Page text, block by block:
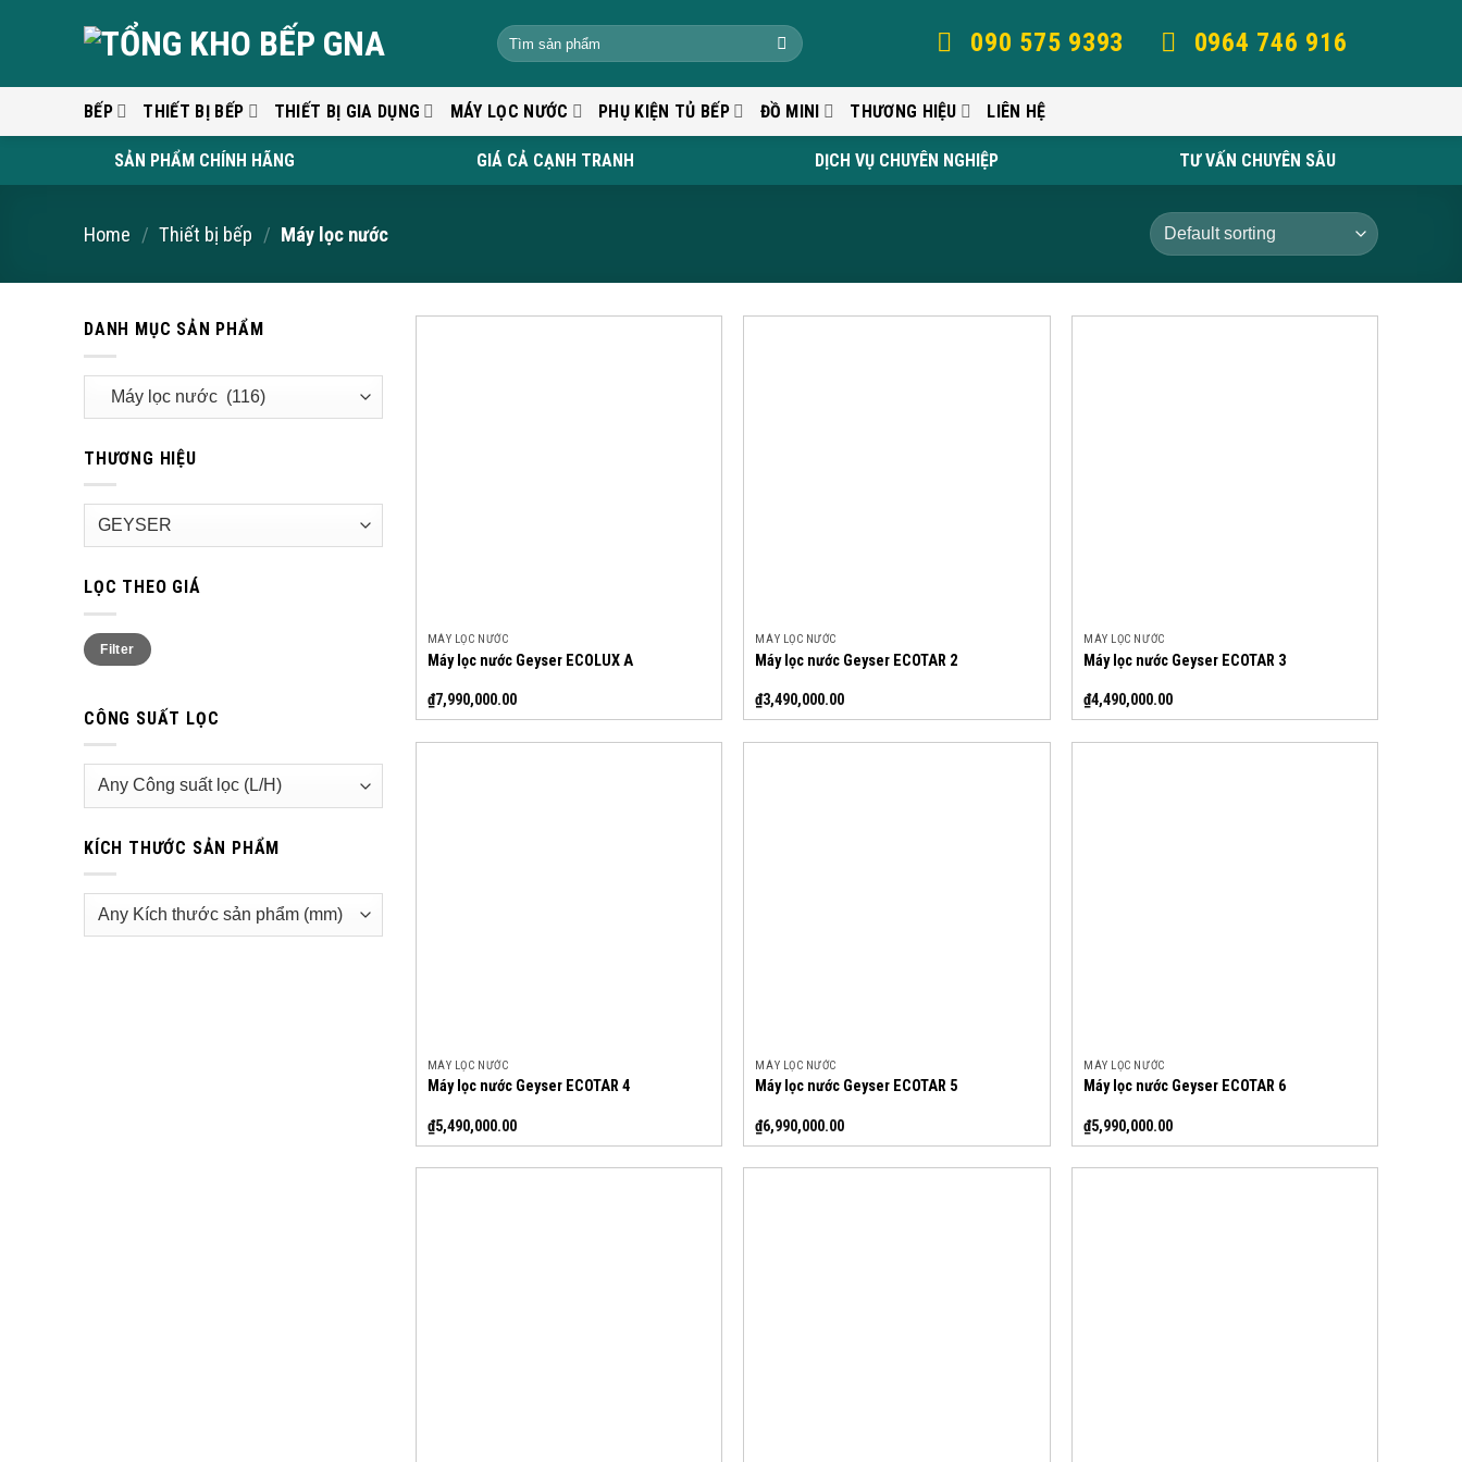
090 575 9393 0964 746 916
BẾP THIẾT BỊ BẾP THIẾT BỊ GIA DỤNG MÁY LỌC NƯỚC PHỤ KIỆN TỦ BẾP ĐỒ MINI THƯƠNG HIỆU LIÊN HỆ
SẢN PHẨM CHÍNH HÃNG GIÁ CẢ CẠNH TRANH DỊCH VỤ CHUYÊN NGHIỆP TƯ VẤN CHUYÊN SÂU
Home / Thiết bị bếp / Máy lọc nước
DANH MỤC SẢN PHẨM
THƯƠNG HIỆU
LỌC THEO GIÁ
Min
price
Max
priceFilter
CÔNG SUẤT LỌC
KÍCH THƯỚC SẢN PHẨM
MÁY LỌC NƯỚC
Máy lọc nước Geyser ECOLUX A
₫7,990,000.00
MÁY LỌC NƯỚC
Máy lọc nước Geyser ECOTAR 2
₫3,490,000.00
MÁY LỌC NƯỚC
Máy lọc nước Geyser ECOTAR 3
₫4,490,000.00
MÁY LỌC NƯỚC
Máy lọc nước Geyser ECOTAR 4
₫5,490,000.00
MÁY LỌC NƯỚC
Máy lọc nước Geyser ECOTAR 5
₫6,990,000.00
MÁY LỌC NƯỚC
Máy lọc nước Geyser ECOTAR 6
₫5,990,000.00